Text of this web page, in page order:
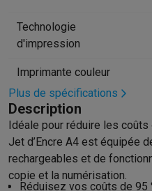
RasageRasoirs électriques
ÉpilationÉpilateurs à lumière
BeautéSoin du visage
Massage
Massage pieds
SantéPèse-personne
Pour le bébéBabyphones
TV, audio & photo
TV & projecteursTVTV avec
Périphériques TVBarres de
Technologie
d'impression
Imprimante couleur
Plus de spécifications
Description
Idéale pour réduire les
Jet d’Encre A4 est équipée
rechargeables et de
copie et la numérisation.
Réduisez vos coûts de 95